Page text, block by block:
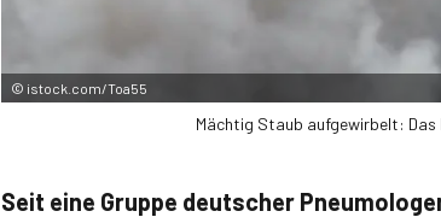
© istock.com/Toa55
Mächtig Staub aufgewirbelt:
Seit eine Gruppe deutscher